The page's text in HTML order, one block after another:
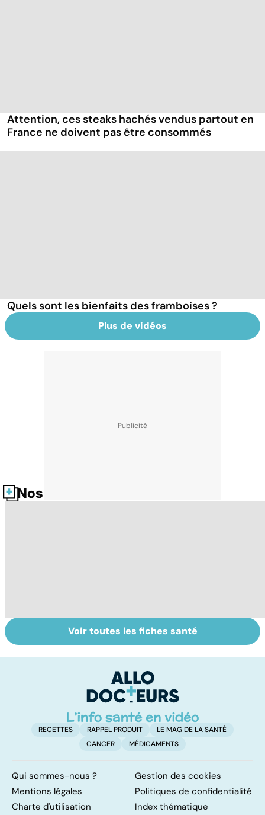
Attention, ces steaks hachés vendus partout en
France ne doivent pas être consommés
Quels sont les bienfaits des framboises ?
Plus de vidéos
Nos fiches santé
Tout savoir sur
les infections
Inflammation des
amygdales : que
d'angine ?
Voir toutes les fiches santé
RECETTES RAPPEL PRODUIT
LE MAG DE LA SANTÉ
CANCER
MÉDICAMENTS
Qui sommes-nous ?
Gestion des cookies
Mentions légales
Politiques de confidentialité
Charte d'utilisation
Index thématique